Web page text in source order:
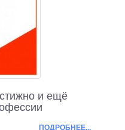
и ещё
ПОДРОБНЕЕ...